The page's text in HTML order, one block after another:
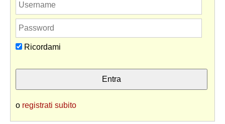
Ricordami
o registrati subito